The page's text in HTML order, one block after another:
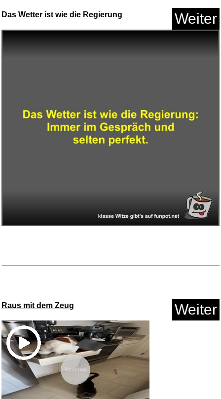
Das Wetter ist wie die Regierung Weiter
Raus mit dem Zeug Weiter
Vorschau